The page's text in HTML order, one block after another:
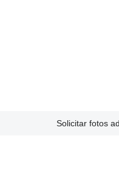
Solicitar fotos